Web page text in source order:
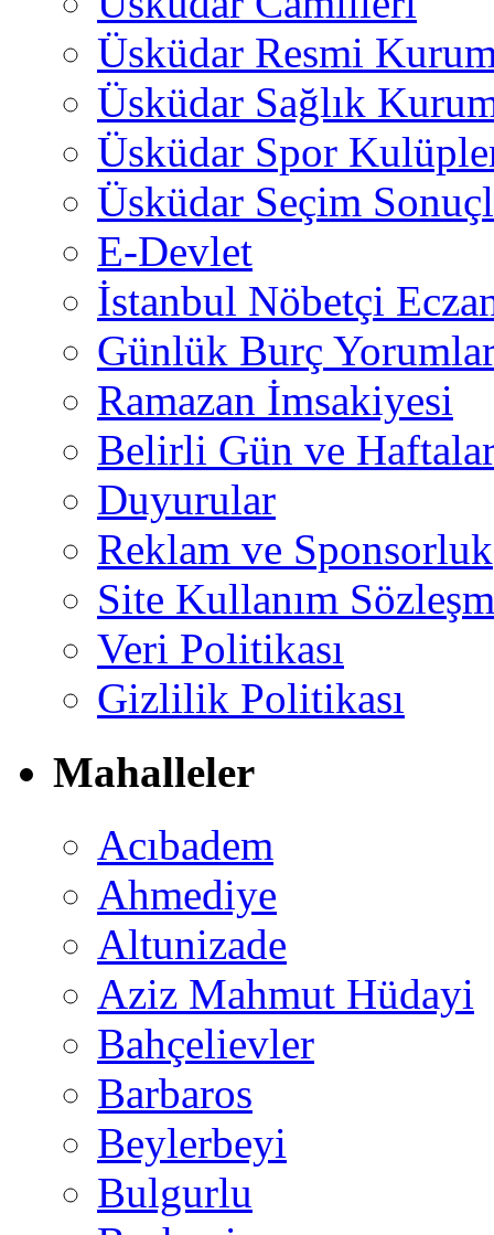
Üsküdar Resmi
Üsküdar Sağlık
Üsküdar Spor
Üsküdar Seçim
E-Devlet
İstanbul Nöbetçi
Günlük Burç
Ramazan İmsakiyesi
Belirli Gün ve
Duyurular
Reklam ve Sponsorluk
Site Kullanım
Veri Politikası
Gizlilik Politikası
Mahalleler
Acıbadem
Ahmediye
Altunizade
Aziz Mahmut Hüdayi
Bahçelievler
Barbaros
Beylerbeyi
Bulgurlu